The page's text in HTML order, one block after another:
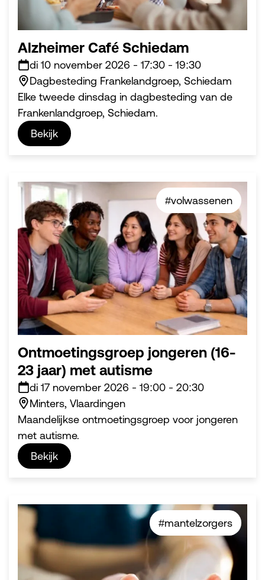
Alzheimer Café Schiedam
di 10 november 2026 - 17:30 - 19:30
Dagbesteding Frankelandgroep, Schiedam
Elke tweede dinsdag in dagbesteding van de
Frankenlandgroep, Schiedam.
Bekijk
Ontmoetingsgroep jongeren (16-
23 jaar) met autisme
di 17 november 2026 - 19:00 - 20:30
Minters, Vlaardingen
Maandelijkse ontmoetingsgroep voor jongeren
met autisme.
Bekijk
#volwassenen
#mantelzorgers